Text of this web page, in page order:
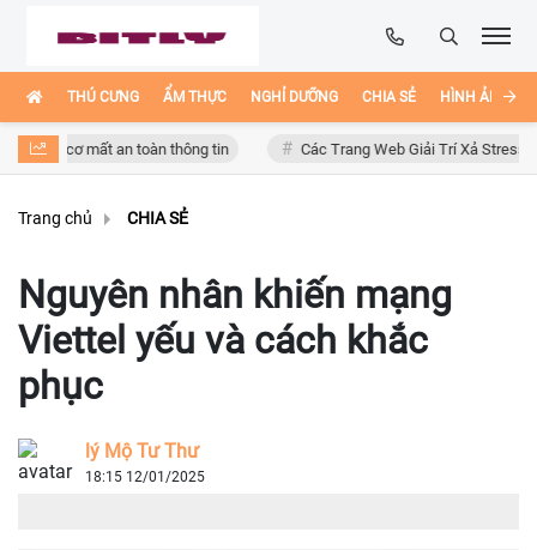
THÚ CƯNG ẨM THỰC NGHỈ DƯỠNG CHIA SẺ HÌNH ẢNH
cơ mất an toàn thông tin Các Trang Web Giải Trí Xả Stress Cực
Trang chủ CHIA SẺ
Nguyên nhân khiến mạng
Viettel yếu và cách khắc
phục
lý Mộ Tư Thư
18:15 12/01/2025